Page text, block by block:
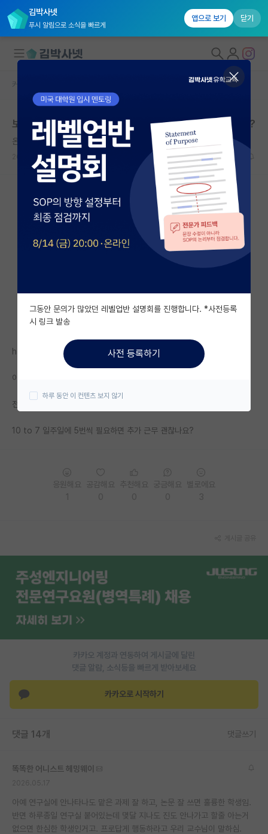
김박사넷
푸시 알림으로 소식을 빠르게
앱으로 보기 닫기
대학원생 모집
국내대학원 정보
연구실&오픈랩
커뮤니티
커뮤니티 홈
전체글보기
베스트 게시판
자유 게시판(아무개랩)
미국 유학 게시판
미국 대학원 합격 후기 게시판
대학원생 모집 게시판
연구실(PI) 홍보 게시판
석박사 채용 정보 게시판
PI 전용 게시판
인문사회 계열 게시판
특수/전문대학원 게시판
반도체/AI 게시판
장학금/장학생 게시판
학술 정보 게시판
이벤트
재팬라운지 🌸
커뮤니티 홈
보통 대학원생분들 하루, 일주일 근무 시간이 어느정도임?
온화한 빌헬름 뢴트겐
2026.05.17 14 1949
https://phdkim.net/board/free/53861
이 글이 9 to 9 하라는 글이고 반응이 거세던데
전 이 글 읽기 전에 진짜 이 정도는 해야되나 싶었음
10 to 7 일주일에 5번씩 필요하면 추가 근무 괜찮나요?
카카오 계정과 연동하여 게시글에 달린
댓글 알람, 소식등을 빠르게 받아보세요
카카오로 시작하기
댓글 14개 댓글쓰기
똑똑한 어니스트 헤밍웨이
아예 연구실에 안나타나도 맡은 과제 잘 하고, 논문 잘 쓰면 훌륭한 학생임.
반면 하루종일 연구실 붙어있는데 몇달 지나도 진도 안나가고 할줄 아는거
없으면 한심한 학생인거고. 프로답게 행동하라고 우리 교수님이 말하심.
그동안 문의가 많았던 레벨업반 설명회를 진행합니다. *사전등록
시 링크 발송
사전 등록하기
하루 동안 이 컨텐츠 보지 않기